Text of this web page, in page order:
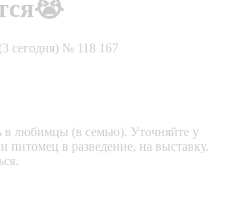
сегодня) № 118 167
в любимцы (в семью). Уточняйте у
питомец в разведение, на выставку.